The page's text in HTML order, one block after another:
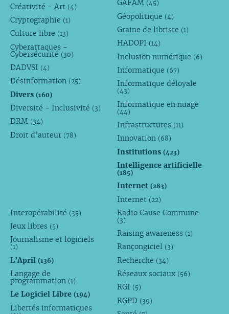
Créativité - Art (4)
Cryptographie (1)
Culture libre (13)
Cyberattaques -
Cybersécurité (30)
DADVSI (4)
Désinformation (25)
Divers (160)
Diversité - Inclusivité (3)
DRM (34)
Droit d’auteur (78)
GAFAM (45)
Géopolitique (4)
Graine de libriste (1)
HADOPI (14)
Inclusion numérique (6)
Informatique (67)
Informatique déloyale
(43)
Informatique en nuage
(44)
Infrastructures (11)
Innovation (68)
Institutions(423)
Intelligence artificielle
(185)
Internet(283)
Internet (22)
Interopérabilité (35)
Jeux libres (5)
Journalisme et logiciels
(1)
L’April (136)
Langage de
programmation (1)
Le Logiciel Libre (194)
Libertés informatiques
Radio Cause Commune
(3)
Raising awareness (1)
Rançongiciel (3)
Recherche (34)
Réseaux sociaux (56)
RGI (5)
RGPD (39)